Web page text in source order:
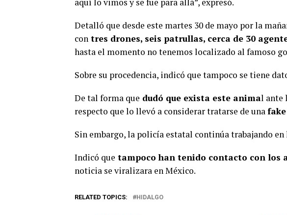
Detalló que desde este martes 30 de mayo por la
con tres drones, seis patrullas, cerca de 30
hasta el momento no tenemos localizado al famoso
Sobre su procedencia, indicó que tampoco se tiene
De tal forma que dudó que exista este animal ante
respecto que lo llevó a considerar tratarse de una
Sin embargo, la policía estatal continúa trabajando en
Indicó que tampoco han tenido contacto con los
noticia se viralizara en México.
RELATED TOPICS: HIDALGO